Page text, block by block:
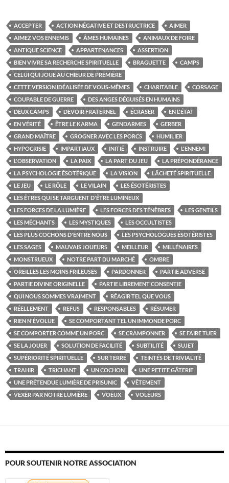
ACCEPTER ACTION NÉGATIVE ET DESTRUCTRICE
AIMER
AIMEZ VOS ENNEMIS
ÂMES HUMAINES
ANIMAUX DE FOIRE
ANTIQUE SCIENCE
APPARTENANCES
ASSERTION
BIEN VIVRE SA RECHERCHE SPIRITUELLE
BRAGUETTE
CAMPS
CELUI QUI JOUE AU CHIEUR DE PREMIÈRE
CETTE VERSION IDÉALISÉE DE VOUS-MÊMES
CHARITABLE
CORSAGE
COUPABLE DE GUERRE
DES ANGES DÉGUISÉS EN HUMAINS
DEUX CAMPS
DEVOIR FRATERNEL ÉCRASER
EN L'ÉTAT
EN VÉRITÉ
ÊTRE LE KARMA GENDARMES
GERBER
GRAND MAÎTRE
GROGNER AVEC LES PORCS
HUMILIER
HYPOCRISIE
IMPARTIAUX INITIÉ INSTRUIRE
L'ENNEMI
L'OBSERVATION
LA PAIX LA PART DU JEU
LA PRÉPONDÉRANCE
LA PSYCHOLOGIE ÉSOTÉRIQUE
LA VISION
LÂCHETÉ SPIRITUELLE
LE JEU
LE RÔLE LE VILAIN
LES ÉSOTÉRISTES
LES ÊTRES QUI SE TARGUENT D'ÊTRE LUMINEUX
LES FORCES DE LA LUMIÈRE
LES FORCES DES TÉNÈBRES
LES GENTILS
LES MÉCHANTS
LES MYSTIQUES
LES OCCULTISTES
LES PLUS COCHONS D'ENTRE NOUS
LES PSYCHOLOGUES ÉSOTÉRISTES
LES SAGES
MAUVAIS JOUEURS MEILLEUR
MILLÉNAIRES
MONSTRUEUX
NOTRE PART DU MARCHÉ
OMBRE
OREILLES LES MOINS FRILEUSES
PARDONNER
PARTIE ADVERSE
PARTIE DIVINE ORIGINELLE
PARTIE LIBREMENT CONSENTIE
QUI NOUS SOMMES VRAIMENT
RÉAGIR TEL QUE VOUS
RÉELLEMENT
REFUS RESPONSABLES
RÉSUMER
RIEN N'ÉVOLUE
SE COMPORTANT TEL UN IMMONDE PORC
SE COMPORTER COMME UN PORC
SE CRAMPONNER
SE FAIRE TUER
SE LA JOUER
SOLUTION DE FACILITÉ SUBTILITÉ
SUJET
SUPÉRIORITÉ SPIRITUELLE
SUR TERRE
TEINTÉS DE TRIVIALITÉ
TRAHIR
TRICHANT UN COCHON
UNE PETITE GÂTERIE
UNE PRÉTENDUE LUMIÈRE DE PRISUNIC
VÊTEMENT
VEXER PAR NOTRE LUMIÈRE
VOEUX VOLEURS
POUR SOUTENIR NOTRE ASSOCIATION